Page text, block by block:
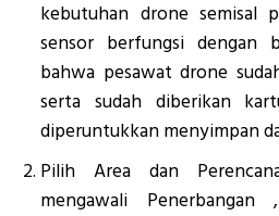
kebutuhan drone semisal
sensor berfungsi dengan
bahwa pesawat drone
serta sudah diberikan
diperuntukkan menyimpan
Pilih Area dan
mengawali